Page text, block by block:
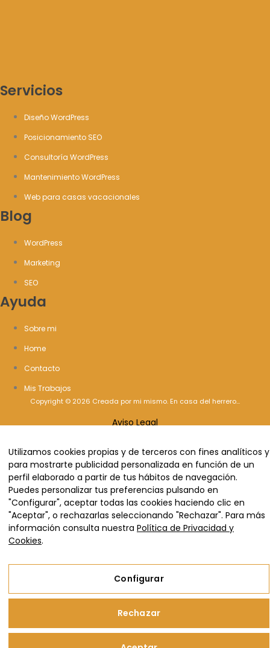
Servicios
Diseño WordPress
Posicionamiento SEO
Consultoría WordPress
Mantenimiento WordPress
Web para casas vacacionales
Blog
WordPress
Marketing
SEO
Ayuda
Sobre mi
Home
Contacto
Mis Trabajos
Copyright © 2026 Creada por mi mismo. En casa del herrero...
Utilizamos cookies propias y de terceros con fines analíticos y
para mostrarte publicidad personalizada en función de un
perfil elaborado a partir de tus hábitos de navegación.
Puedes personalizar tus preferencias pulsando en
"Configurar", aceptar todas las cookies haciendo clic en
"Aceptar", o rechazarlas seleccionando "Rechazar". Para más
información consulta nuestra Política de Privacidad y
Cookies.
Configurar
Rechazar
Aviso Legal
Configurar